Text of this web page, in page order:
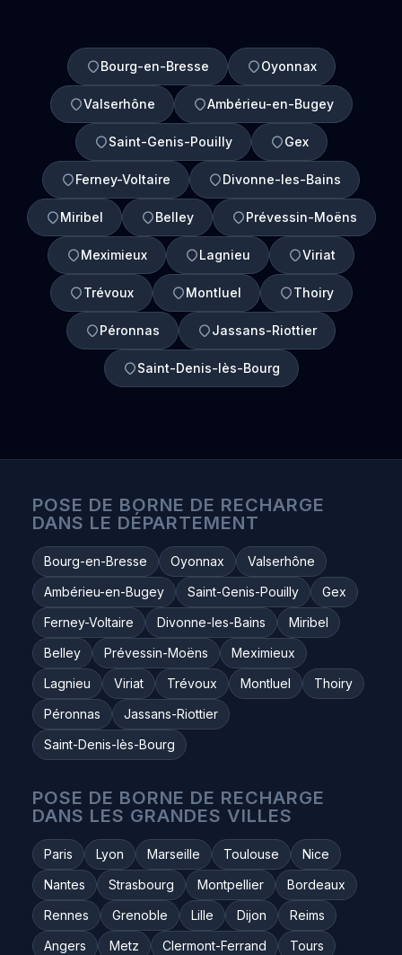
Bourg-en-Bresse Oyonnax
Valserhône Ambérieu-en-Bugey
Saint-Genis-Pouilly Gex
Ferney-Voltaire Divonne-les-Bains
Miribel Belley Prévessin-Moëns
Meximieux Lagnieu Viriat
Trévoux Montluel Thoiry
Péronnas Jassans-Riottier
Saint-Denis-lès-Bourg
POSE DE BORNE DE RECHARGE
DANS LE DÉPARTEMENT
Bourg-en-Bresse Oyonnax
Valserhône
Ambérieu-en-Bugey
Saint-Genis-Pouilly
Gex
Ferney-Voltaire
Divonne-les-Bains
Miribel
Belley
Prévessin-Moëns
Meximieux
Lagnieu
Viriat Trévoux Montluel
Thoiry
Péronnas
Jassans-Riottier
Saint-Denis-lès-Bourg
POSE DE BORNE DE RECHARGE
DANS LES GRANDES VILLES
Paris Lyon Marseille Toulouse
Nice
Nantes
Strasbourg Montpellier
Bordeaux
Rennes
Grenoble Lille Dijon
Reims
Angers
Metz Clermont-Ferrand
Tours